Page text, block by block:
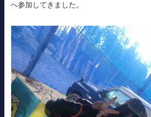
へ参加してきました。